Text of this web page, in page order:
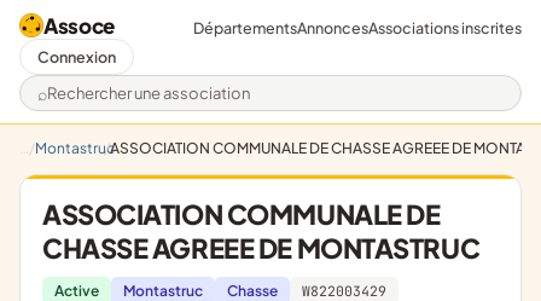
Assoce
Rechercher une association
DépartementsAnnoncesAssociations inscrites
Connexion
MontastrucASSOCIATION COMMUNALE DE CHASSE AGREEE DE
ASSOCIATION COMMUNALE DE
CHASSE AGREEE DE MONTASTRUC
Active Montastruc Chasse
W822003429